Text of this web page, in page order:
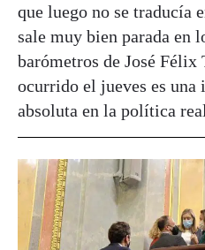
que luego no se traducía
sale muy bien parada en
barómetros de José Félix
ocurrido el jueves es
absoluta en la política